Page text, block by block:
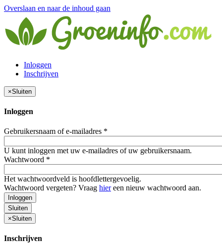
Overslaan en naar de inhoud gaan
Inloggen
Inschrijven
×Sluiten
Inloggen
Gebruikersnaam of e-mailadres *
U kunt inloggen met uw e-mailadres of uw gebruikersnaam.
Wachtwoord *
Het wachtwoordveld is hoofdlettergevoelig.
Wachtwoord vergeten? Vraag hiereen nieuw wachtwoord aan.
Inloggen
Sluiten
×Sluiten
Inschrijven